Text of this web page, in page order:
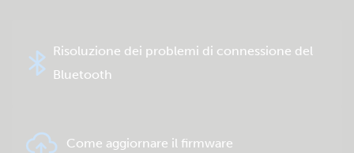
Risoluzione dei problemi di connessione del
Bluetooth
Come aggiornare il firmware